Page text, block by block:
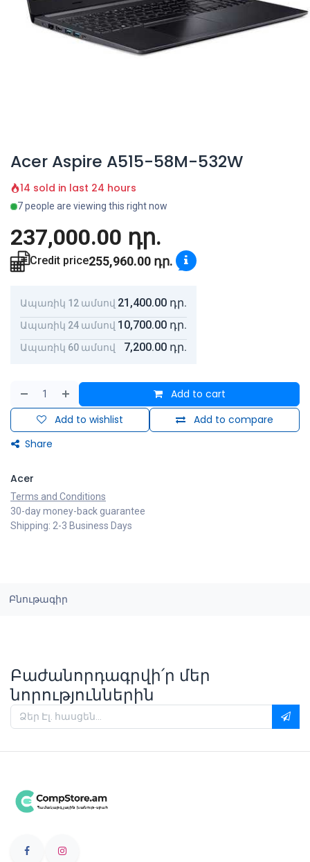
Acer Aspire A515-58M-532W
14 sold in last 24 hours
7 people are viewing this right now
237,000.00 դր.
Credit price255,960.00 դր.
Ապառիկ 12 ամսով 21,400.00 դր.
Ապառիկ 24 ամսով 10,700.00 դր.
Ապառիկ 60 ամսով 7,200.00 դր.
Add to cart
Add to compare
Add to wishlist
Share
Acer
Terms and Conditions
30-day money-back guarantee
Shipping: 2-3 Business Days
Բնութագիր
Բաժանորդագրվի՛ր մեր
նորություններին